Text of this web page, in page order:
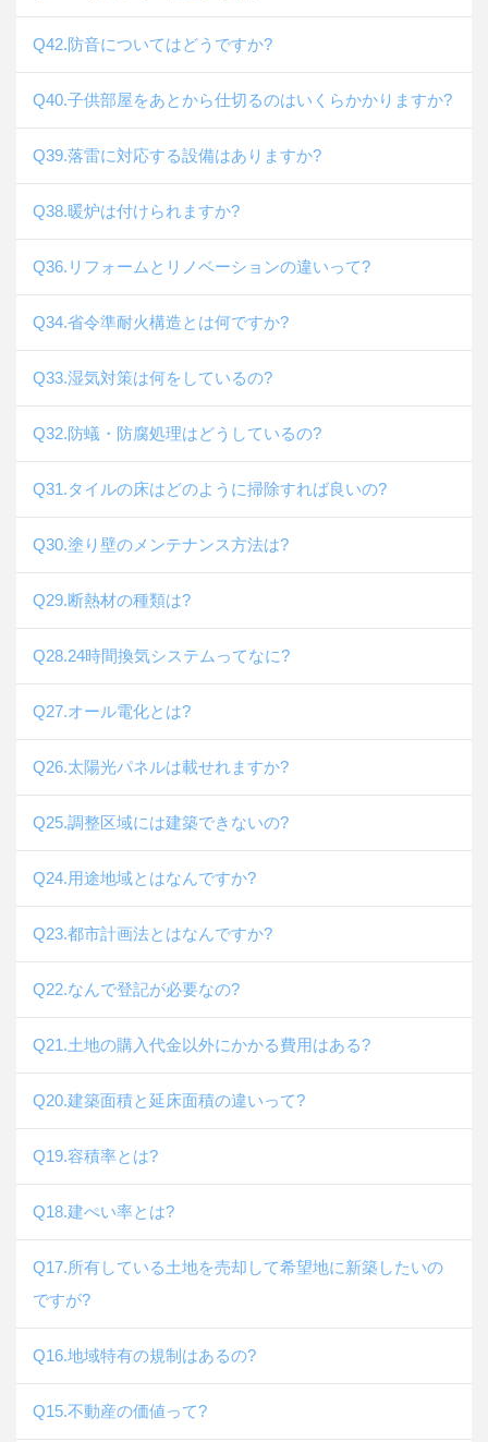
Q42.防音についてはどうですか?
Q40.子供部屋をあとから仕切るのはいくらかかりますか?
Q39.落雷に対応する設備はありますか?
Q38.暖炉は付けられますか?
Q36.リフォームとリノベーションの違いって?
Q34.省令準耐火構造とは何ですか?
Q33.湿気対策は何をしているの?
Q32.防蟻・防腐処理はどうしているの?
Q31.タイルの床はどのように掃除すれば良いの?
Q30.塗り壁のメンテナンス方法は?
Q29.断熱材の種類は?
Q28.24時間換気システムってなに?
Q27.オール電化とは?
Q26.太陽光パネルは載せれますか?
Q25.調整区域には建築できないの?
Q24.用途地域とはなんですか?
Q23.都市計画法とはなんですか?
Q22.なんで登記が必要なの?
Q21.土地の購入代金以外にかかる費用はある?
Q20.建築面積と延床面積の違いって?
Q19.容積率とは?
Q18.建ぺい率とは?
Q17.所有している土地を売却して希望地に新築したいの
ですが?
Q16.地域特有の規制はあるの?
Q15.不動産の価値って?